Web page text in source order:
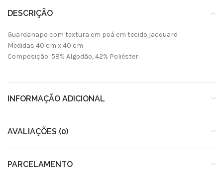
DESCRIÇÃO
Guardanapo com textura em poá em tecido jacquard
Medidas 40 cm x 40 cm
Composição: 58% Algodão, 42% Poliéster.
INFORMAÇÃO ADICIONAL
AVALIAÇÕES (0)
PARCELAMENTO